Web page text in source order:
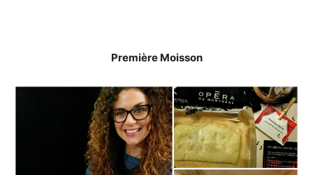
Première Moisson